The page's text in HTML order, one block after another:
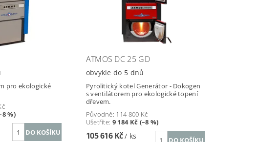
pro ekologické
%)
ATMOS DC 25 GD
obvykle do 5 dnů
Pyrolitický kotel Generátor - Dokogen
s ventilátorem pro ekologické topení
dřevem.
Původně: 114 800 Kč
Ušetříte: 9 184 Kč (–8 %)
105 616 Kč/ ks